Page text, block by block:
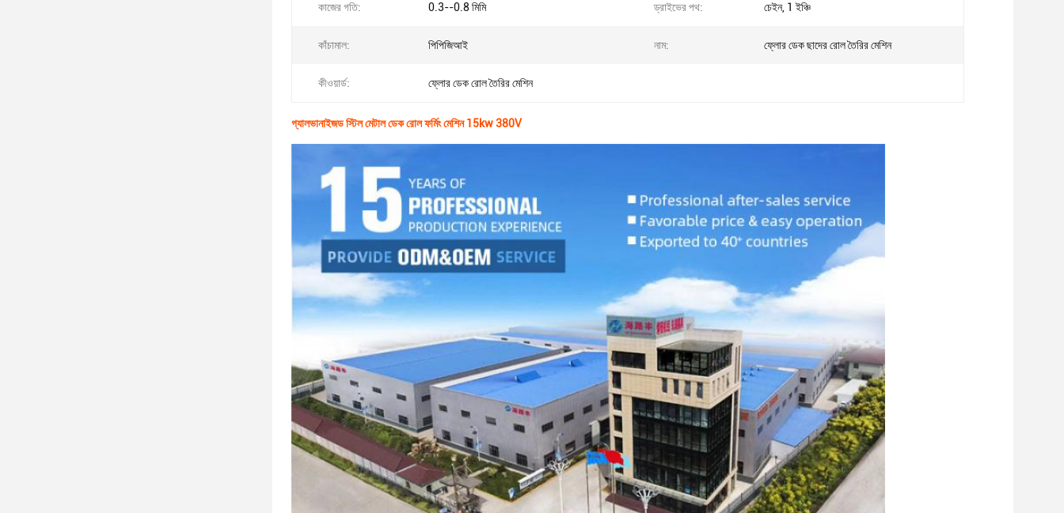
কাজের গতি: 0.3--0.8 মিমি ড্রাইভের পথ: চেইন, 1 ইঞ্চি
কাঁচামাল: পিপিজিআই নাম: ফ্লোর ডেক ছাদের রোল তৈরির মেশিন
কীওয়ার্ড: ফ্লোর ডেক রোল তৈরির মেশিন
গ্যালভানাইজড স্টিল মেটাল ডেক রোল ফর্মিং মেশিন 15kw 380V